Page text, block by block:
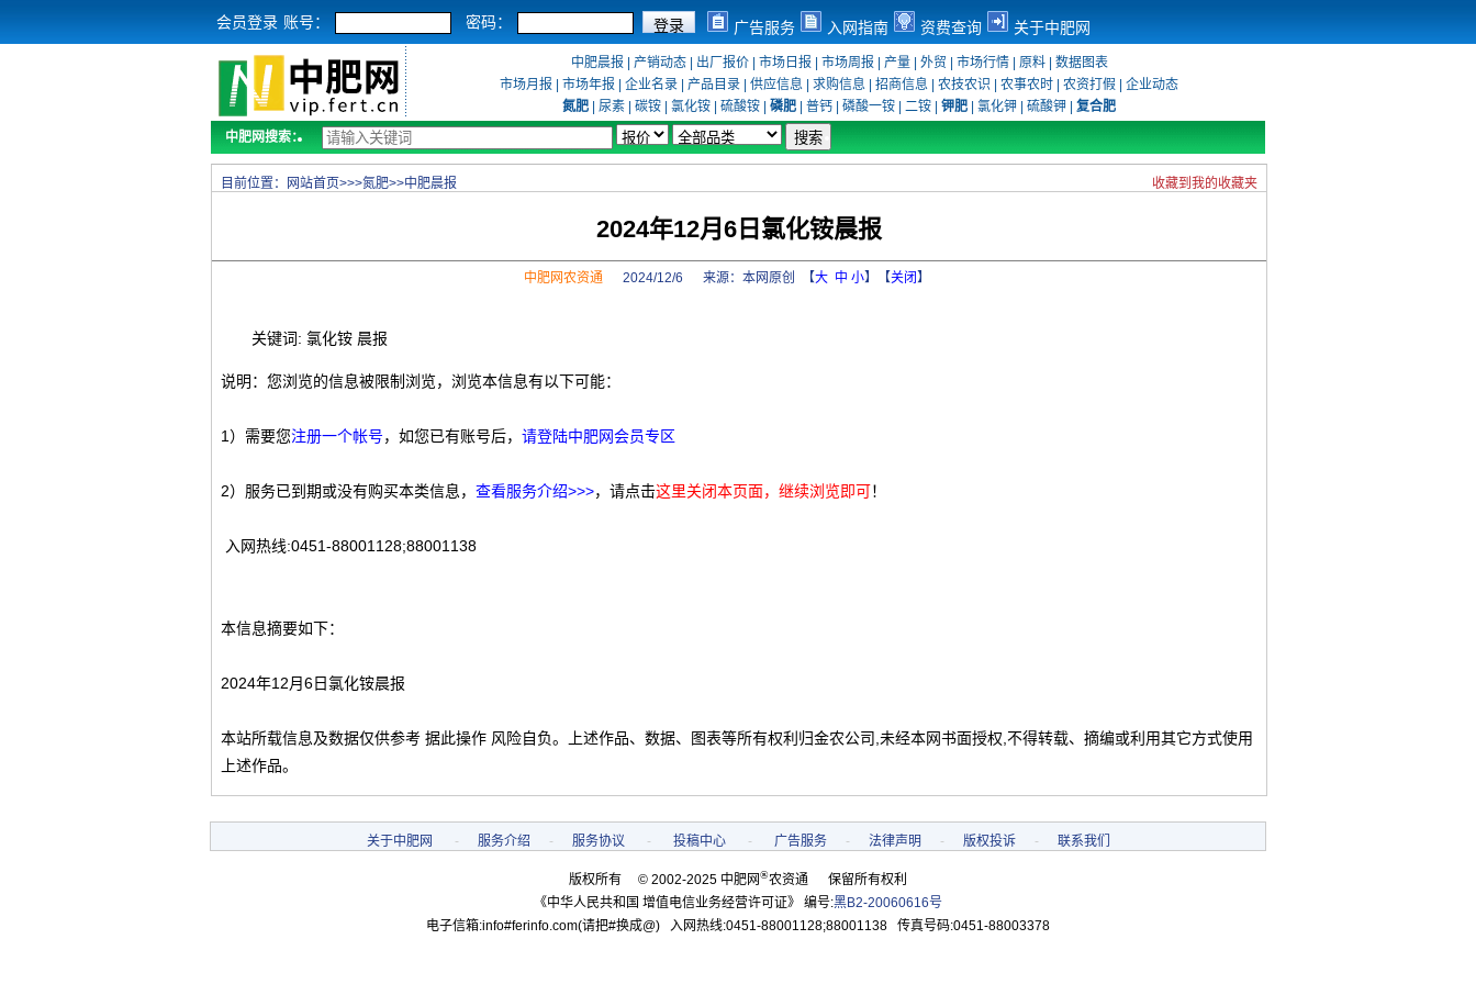
会员登录 账号： 密码： 广告服务 入网指南 资费查询 关于中肥网
中肥晨报 产销动态| 出厂报价| 市场日报 市场周报 产量| 外贸 市场行情| 原料| 数据图表
市场月报
市场年报 企业名录 产品目录 供应信息 求购信息 招商信息 农技农识 农事农时 农资打假
企业动态
氮肥
尿素 碳铵 氯化铵 硫酸铵 磷肥 普钙 磷酸一铵 二铵 钾肥 氯化钾 硫酸钾
复合肥
中肥网搜索：
目前位置： 网站首页>>>氮肥>>中肥晨报 收藏到我的收藏夹
2024年12月6日氯化铵晨报
中肥网农资通 2024/12/6 来源： 本网原创 【大 中 小】【关闭】
关键词: 氯化铵 晨报
说明：您浏览的信息被限制浏览，浏览本信息有以下可能：
1）需要您注册一个帐号，如您已有账号后， 请登陆中肥网会员专区
2）服务已到期或没有购买本类信息， 查看服务介绍>>>，请点击这里关闭本页面，继续浏览即可！
入网热线:0451-88001128;88001138
本信息摘要如下：
2024年12月6日氯化铵晨报
本站所载信息及数据仅供参考 据此操作 风险自负。上述作品、数据、图表等所有权利归金农公司,未经本网书面授权,不得转载、摘编或利用其它方式使用
上述作品。
关于中肥网 - 服务介绍 - 服务协议 - 投稿中心 - 广告服务 - 法律声明 - 版权投诉 - 联系我们
版权所有 © 2002-2025 中肥网®农资通 保留所有权利
《中华人民共和国 增值电信业务经营许可证》 编号:黑B2-20060616号
电子信箱:info#ferinfo.com(请把#换成@) 入网热线:0451-88001128;88001138 传真号码:0451-88003378